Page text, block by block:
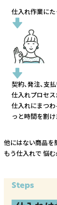
仕入れ作業に
契約、発注、支
仕入れプロセ
仕入れにまつわ
っと時間を割け
他にはない商品を
もう仕入れで 悩む
Steps